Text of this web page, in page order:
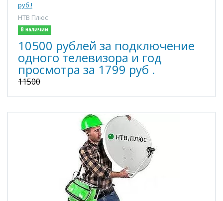
руб.!
НТВ Плюс
В наличии
10500 рублей за подключение
одного телевизора и год
просмотра за 1799 руб .
11500